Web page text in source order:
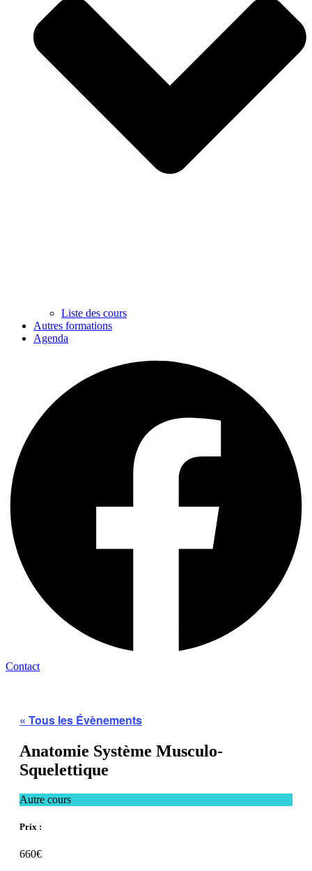
Liste des cours
Autres formations
Agenda
Contact
« Tous les Évènements
Anatomie Système Musculo-
Squelettique
Autre cours
Prix :
660€